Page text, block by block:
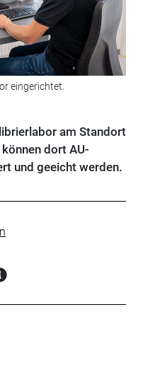
eingerichtet.
am Standort
dort AU-
und geeicht werden.